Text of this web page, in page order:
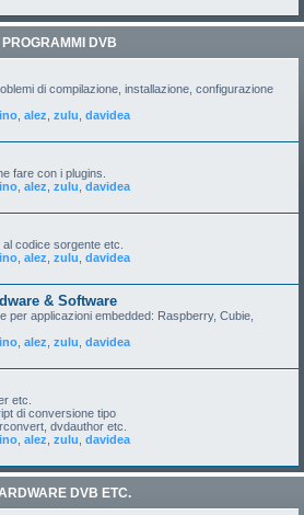
PROGRAMMI DVB
di compilazione, installazione, configurazione
alez zulu davidea
fare con i plugins.
alez zulu davidea
codice sorgente etc.
alez zulu davidea
& Software
per applicazioni embedded: Raspberry, Cubie,
alez zulu davidea
etc.
di conversione tipo
dvdauthor etc.
alez zulu davidea
DVB ETC.